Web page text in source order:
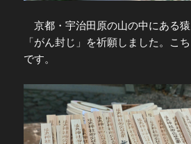
京都・宇治田原の山の中にある猿
「がん封じ」を祈願しました。こ
です。